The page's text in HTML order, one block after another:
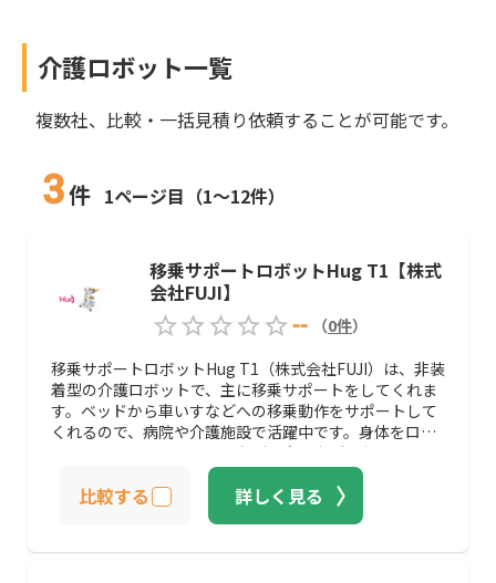
介護ロボット一覧
複数社、比較・一括見積り依頼することが可能です。
3件 1ページ目（1～12件）
移乗サポートロボットHug T1【株式
会社FUJI】
--
（0件）
移乗サポートロボットHug T1（株式会社FUJI）は、非装
着型の介護ロボットで、主に移乗サポートをしてくれま
す。ベッドから車いすなどへの移乗動作をサポートして
くれるので、病院や介護施設で活躍中です。身体をロボ
ットに預けて、スライドしながら立ち上がるため、足の
裏にしっかり体重が乗り、残っている脚力を活かすこと
ができます。移乗や排泄介助など要介護者を移動させる
際に、2人ほど人手がかかっていたケースでもHug T1を
ので、業務効率の向上やスタッフへの負担軽減につなが
比較する 詳しく見る